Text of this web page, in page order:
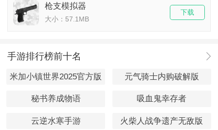
枪支模拟器
大小：57.1MB
下载
手游排行榜前十名
米加小镇世界2025官方版 元气骑士内购破解版
秘书养成物语 吸血鬼幸存者
云逆水寒手游 火柴人战争遗产无敌版